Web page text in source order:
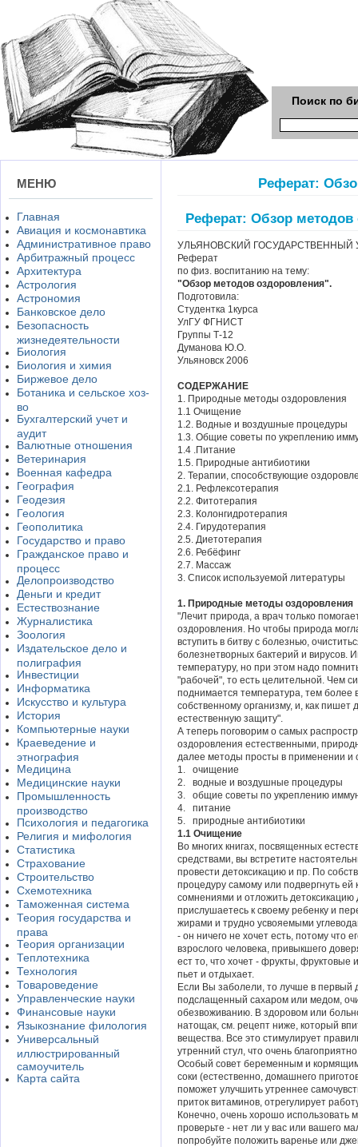
Поиск по
МЕНЮ
Главная
Авиация и космонавтика
Административное право
Арбитражный процесс
Архитектура
Астрология
Астрономия
Банковское дело
Безопасность
жизнедеятельности
Биология
Биология и химия
Биржевое дело
Ботаника и сельское хоз-
во
Бухгалтерский учет и
аудит
Валютные отношения
Ветеринария
Военная кафедра
География
Геодезия
Геология
Геополитика
Государство и право
Гражданское право и
процесс
Делопроизводство
Деньги и кредит
Естествознание
Журналистика
Зоология
Издательское дело и
полиграфия
Инвестиции
Информатика
Искусство и культура
История
Компьютерные науки
Краеведение и
этнография
Медицина
Медицинские науки
Промышленность
производство
Психология и педагогика
Религия и мифология
Статистика
Страхование
Строительство
Схемотехника
Таможенная система
Теория государства и
права
Теория организации
Теплотехника
Технология
Товароведение
Управленческие науки
Финансовые науки
Языкознание филология
Универсальный
иллюстрированный
самоучитель
Карта сайта
Реферат:
Реферат: Обзор методов
УЛЬЯНОВСКИЙ ГОСУДАРСТВЕННЫЙ
Реферат
по физ. воспитанию на тему:
"Обзор методов оздоровления".
Подготовила:
Студентка 1курса
УлГУ ФГНИСТ
Группы Т-12
Думанова Ю.О.
Ульяновск 2006
СОДЕРЖАНИЕ
1. Природные методы оздоровления
1.1 Очищение
1.2. Водные и воздушные процедуры
1.3. Общие советы по укреплению
1.4 .Питание
1.5. Природные антибиотики
2. Терапии, способствующие
2.1. Рефлексотерапия
2.2. Фитотерапия
2.3. Колонгидротерапия
2.4. Гирудотерапия
2.5. Диетотерапия
2.6. Ребёфинг
2.7. Массаж
3. Список используемой литературы
1. Природные методы оздоровления
"Лечит природа, а врач только
оздоровления. Но чтобы природа
вступить в битву с болезнью,
болезнетворных бактерий и вирусов.
температуру, но при этом надо
"рабочей", то есть целительной. Чем
поднимается температура, тем
собственному организму, и, как пишет
естественную защиту".
А теперь поговорим о самых
оздоровления естественными,
далее методы просты в применении и
1. очищение
2. водные и воздушные процедуры
3. общие советы по укреплению
4. питание
5. природные антибиотики
1.1 Очищение
Во многих книгах, посвященных
средствами, вы встретите
провести детоксикацию и пр. По
процедуру самому или подвергнуть
сомнениями и отложить
прислушаетесь к своему ребенку и
жирами и трудно усвояемыми
- он ничего не хочет есть, потому что
взрослого человека, привыкшего
ест то, что хочет - фрукты,
пьет и отдыхает.
Если Вы заболели, то лучше в первый
подслащенный сахаром или медом,
обезвоживанию. В здоровом или
натощак, см. рецепт ниже, который
вещества. Все это стимулирует
утренний стул, что очень
Особый совет беременным и
соки (естественно, домашнего
поможет улучшить утреннее
приток витаминов, отрегулирует
Конечно, очень хорошо использовать
проверьте - нет ли у вас или вашего
попробуйте положить варенье или